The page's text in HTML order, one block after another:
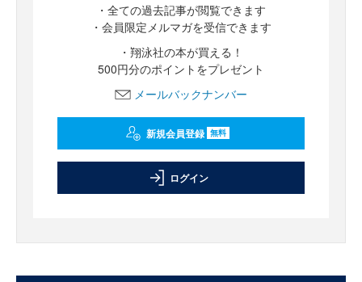
・全ての過去記事が閲覧できます
・会員限定メルマガを受信できます
・翔泳社の本が買える！
500円分のポイントをプレゼント
メールバックナンバー
新規会員登録 無料
ログイン